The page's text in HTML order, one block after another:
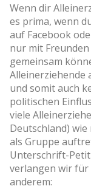
Wenn dir
es prima, wenn
auf Facebook
nur mit
gemeinsam
Alleinerziehende
und somit auch
politischen
viele
Deutschland)
als Gruppe
Unterschrift-
verlangen wir für
anderem: